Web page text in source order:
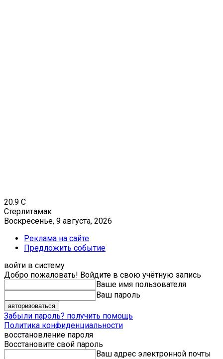
20.9 C
Стерлитамак
Воскресенье, 9 августа, 2026
Реклама на сайте
Предложить событие
войти в систему
Добро пожаловать! Войдите в свою учётную запись
Ваше имя пользователя
Ваш пароль
Забыли пароль? получить помощь
Политика конфиденциальности
восстановление пароля
Восстановите свой пароль
Ваш адрес электронной почты